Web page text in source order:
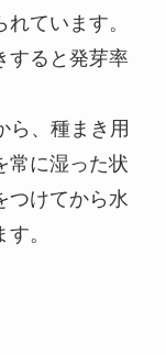
ています。
すると発芽率
ら、種まき用
常に湿った状
つけてから水
。